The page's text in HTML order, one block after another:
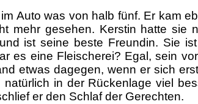
Auto was von halb fünf. Er kam
mehr gesehen. Kerstin hatte sie
ist seine beste Freundin. Sie
es eine Fleischerei? Egal, sein
etwas dagegen, wenn er sich
natürlich in der Rückenlage viel
er den Schlaf der Gerechten.